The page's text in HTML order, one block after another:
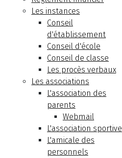
Les instances
Conseil
d'établissement
Conseil d'école
Conseil de classe
Les procès verbaux
Les associations
L'association des
parents
Webmail
L'association sportive
L'amicale des
personnels